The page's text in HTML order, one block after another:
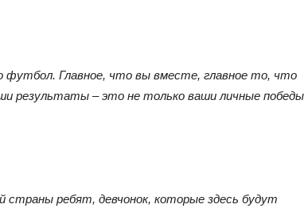
футбол. Главное, что вы вместе, главное то, что
результаты – это не только ваши личные победы
страны ребят, девчонок, которые здесь будут